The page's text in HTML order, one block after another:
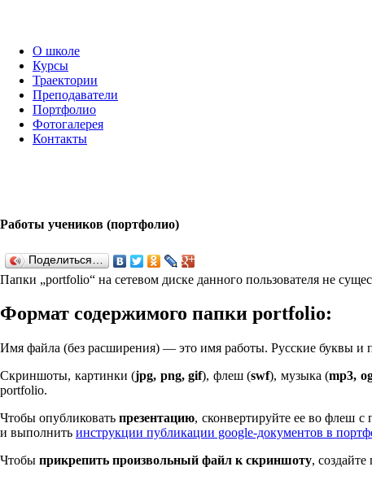
О школе
Курсы
Траектории
Преподаватели
Портфолио
Фотогалерея
Контакты
Работы учеников (портфолио)
Поделиться…
Папки „port­fo­lio“ на сетевом диске данного пользователя не
Формат содержимого папки port­fo­lio:
Имя файла (без расширения) — это имя работы. Русские буквы и
Скриншоты, картинки (jpg, png, gif), флеш (swf), музыка (mp3,
port­fo­lio.
Чтобы опубликоватьпрезентацию, сконвертируйте ее во флеш
и выполнить инструкции публикации google-документов в
Чтобы прикрепить произвольный файл к скриншоту,